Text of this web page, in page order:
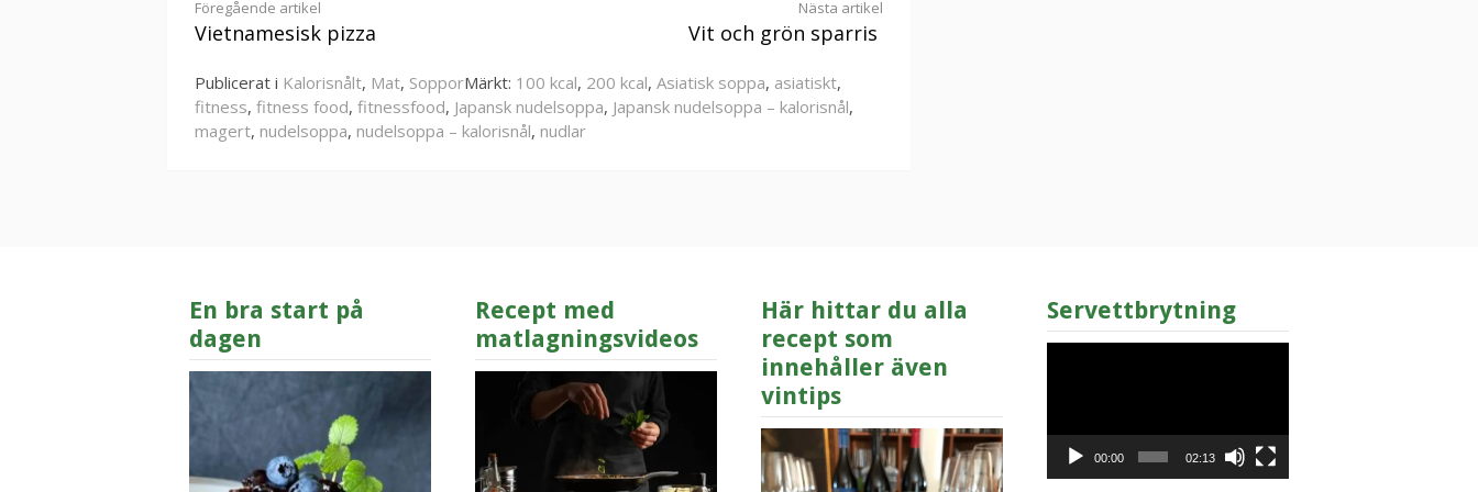
Fortsätt
Föregående artikel
Vietnamesisk pizza
Nästa artikel
Vit och grön sparris
Publicerat i Kalorisnålt, Mat, SopporMärkt: 100 kcal, 200 kcal, Asiatisk soppa, asiatiskt,
fitness, fitness food, fitnessfood, Japansk nudelsoppa, Japansk nudelsoppa – kalorisnål,
magert, nudelsoppa, nudelsoppa – kalorisnål, nudlar
En bra start på
dagen
Recept med
matlagningsvideos
Här hittar du alla
recept som
innehåller även
vintips
Servettbrytning
00:00 02:13